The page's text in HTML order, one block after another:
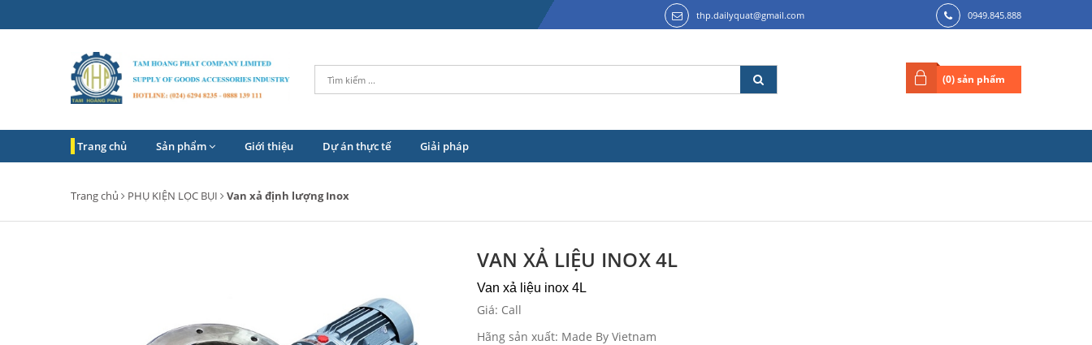
thp.dailyquat@gmail.com 0949.845.888
(0) sản phẩm
Trang chủ Sản phẩm Giới thiệu Dự án thực tế Giải pháp
Trang chủ PHỤ KIỆN LỌC BỤI Van xả định lượng Inox
VAN XẢ LIỆU INOX 4L
Van xả liệu inox 4L
Giá: Call
Hãng sản xuất: Made By Vietnam